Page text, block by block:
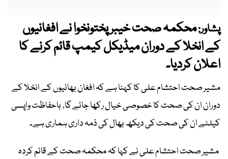
پشاور:محکمہ صحت خیبر پختونخوا نے افغانیوں
کے انخلا کے دوران میڈیکل کیمپ قائم کرنے کا
اعلان کردیا۔
مشیر صحت احتشام علی کا کہنا ہے کہ افغان بھائیوں کے انخلا کے
دوران ان کی صحت کا خصوصی خیال رکھا جائے گا، باحفاظت واپسی
کیلئے ان کی صحت کی دیکھ بھال کی ذمہ داری ہماری ہے۔
مشیر صحت احتشام علی نے کہا کہ محکمہ صحت کے قائم کردہ